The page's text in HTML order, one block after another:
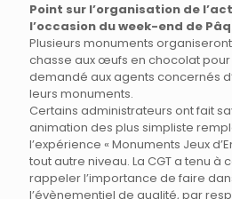
Point sur l’organisation de
l’occasion du week-end de
Plusieurs monuments
chasse aux œufs en chocolat pour
demandé aux agents concernés
leurs monuments.
Certains administrateurs ont fait
animation des plus simpliste
l’expérience « Monuments Jeux
tout autre niveau. La CGT a tenu à
rappeler l’importance de faire
l’évènementiel de qualité, par